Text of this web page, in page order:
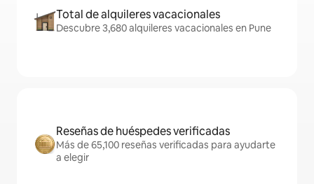
Total de alquileres vacacionales
Descubre 3,680 alquileres vacacionales en Pune
Reseñas de huéspedes verificadas
Más de 65,100 reseñas verificadas para ayudarte
a elegir